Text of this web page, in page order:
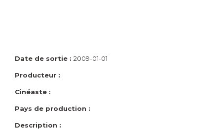
Date de sortie : 2009-01-01
Producteur :
Cinéaste :
Pays de production :
Description :